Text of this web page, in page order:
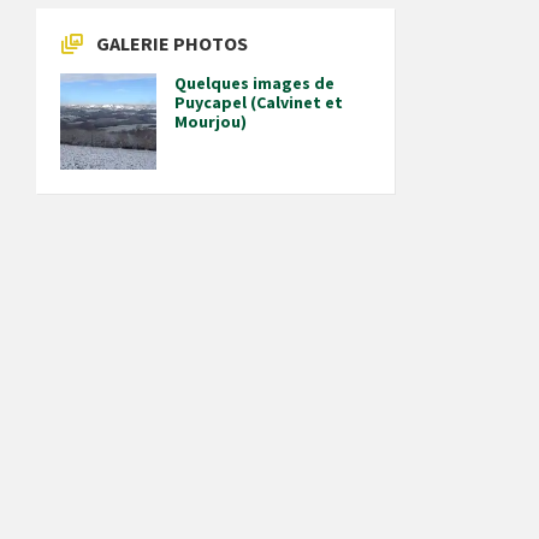
GALERIE PHOTOS
Quelques images de
Puycapel (Calvinet et
Mourjou)